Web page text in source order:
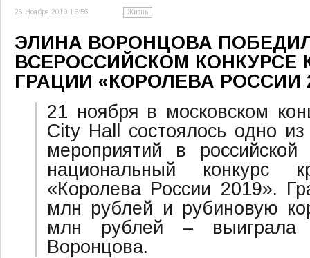
26 Ноября 2019 15:56 Жизнь
ЭЛИНА ВОРОНЦОВА
ВСЕРОССИЙСКОМ КОНКУРСЕ
ГРАЦИИ «КОРОЛЕВА РОССИИ
21 ноября в московском
City Hall состоялось одно
мероприятий в
национальный конкурс
«Королева России 2019».
млн рублей и рубиновую
млн рублей – выиграла
Воронцова.